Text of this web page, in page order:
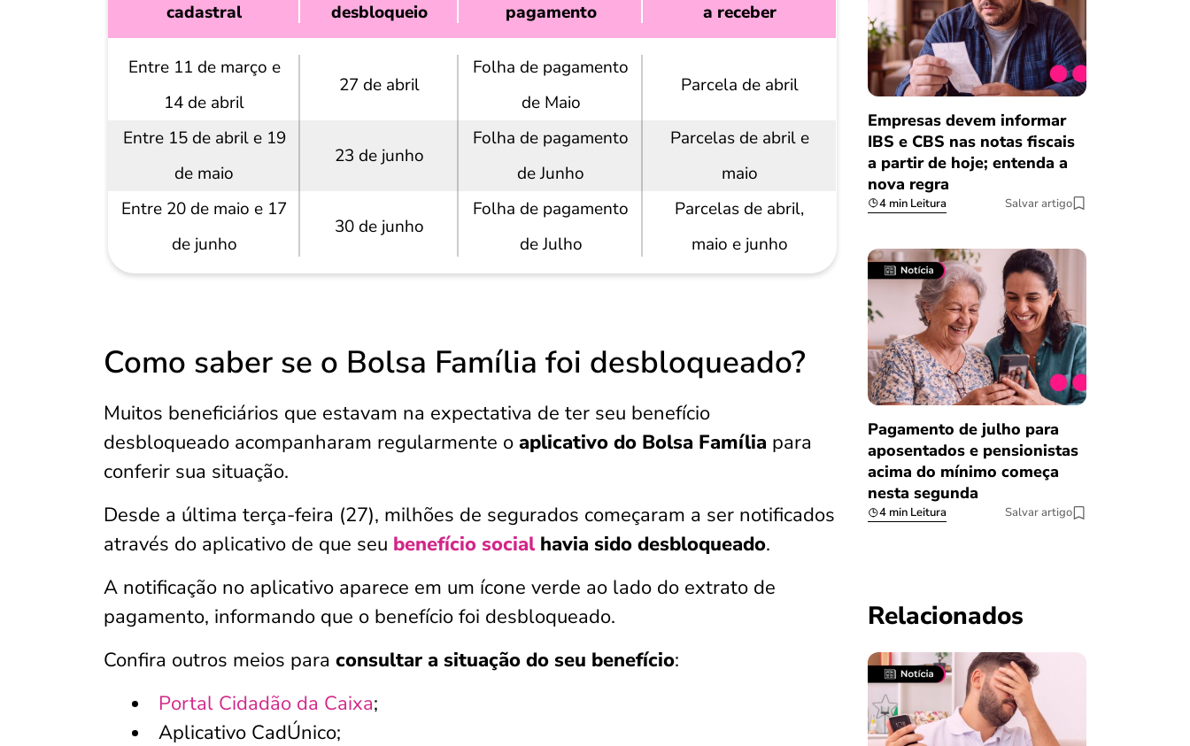
cadastral
desbloqueio
pagamento
a receber
Entre 11 de março e
14 de abril
27 de abril
Folha de pagamento
de Maio
Parcela de abril
Entre 15 de abril e 19
de maio
23 de junho
Folha de pagamento
de Junho
Parcelas de abril e
maio
Entre 20 de maio e 17
de junho
30 de junho
Folha de pagamento
de Julho
Parcelas de abril,
maio e junho
Como saber se o Bolsa Família foi desbloqueado?
Muitos beneficiários que estavam na expectativa de ter seu benefício
desbloqueado acompanharam regularmente o aplicativo do Bolsa Família para
conferir sua situação.
Desde a última terça-feira (27), milhões de segurados começaram a ser notificados
através do aplicativo de que seu benefício social havia sido desbloqueado.
A notificação no aplicativo aparece em um ícone verde ao lado do extrato de
pagamento, informando que o benefício foi desbloqueado.
Confira outros meios para consultar a situação do seu benefício:
Portal Cidadão da Caixa;
Aplicativo CadÚnico;
Empresas devem informar
IBS e CBS nas notas fiscais
a partir de hoje; entenda a
nova regra
4 min Leitura Salvar artigo
Pagamento de julho para
aposentados e pensionistas
acima do mínimo começa
nesta segunda
4 min Leitura Salvar artigo
Relacionados